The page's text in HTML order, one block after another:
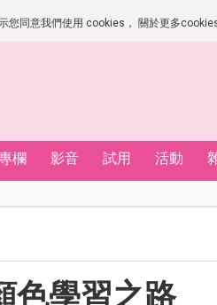
您同意我們使用 cookies， 關於更多
欄 影音 試用 活動
色學習之路